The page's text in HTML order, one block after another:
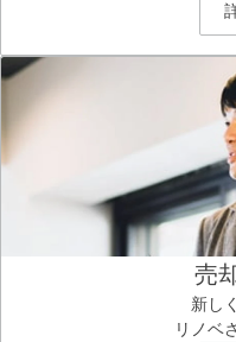
売
新し
リノベ